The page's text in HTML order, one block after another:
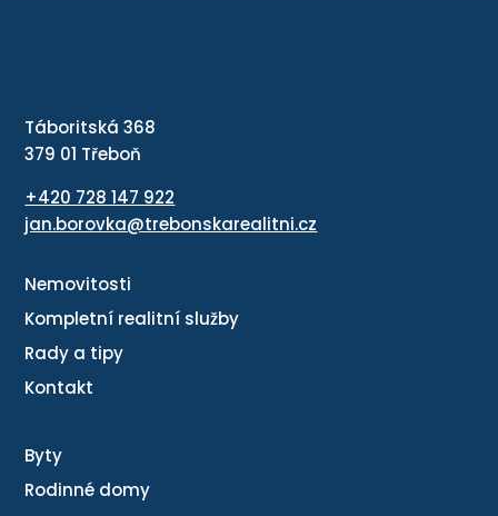
Táboritská 368
379 01 Třeboň
+420 728 147 922
jan.borovka@trebonskarealitni.cz
Nemovitosti
Kompletní realitní služby
Rady a tipy
Kontakt
Byty
Rodinné domy